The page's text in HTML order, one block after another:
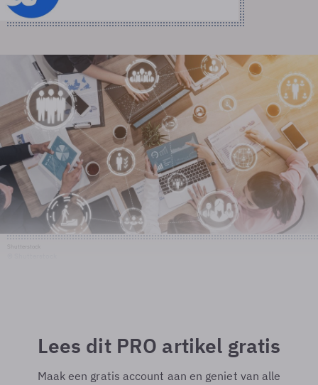
Lees dit PRO artikel gratis
Maak een gratis account aan en geniet van alle